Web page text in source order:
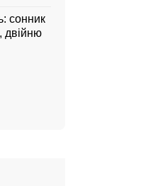
сонник
двійню